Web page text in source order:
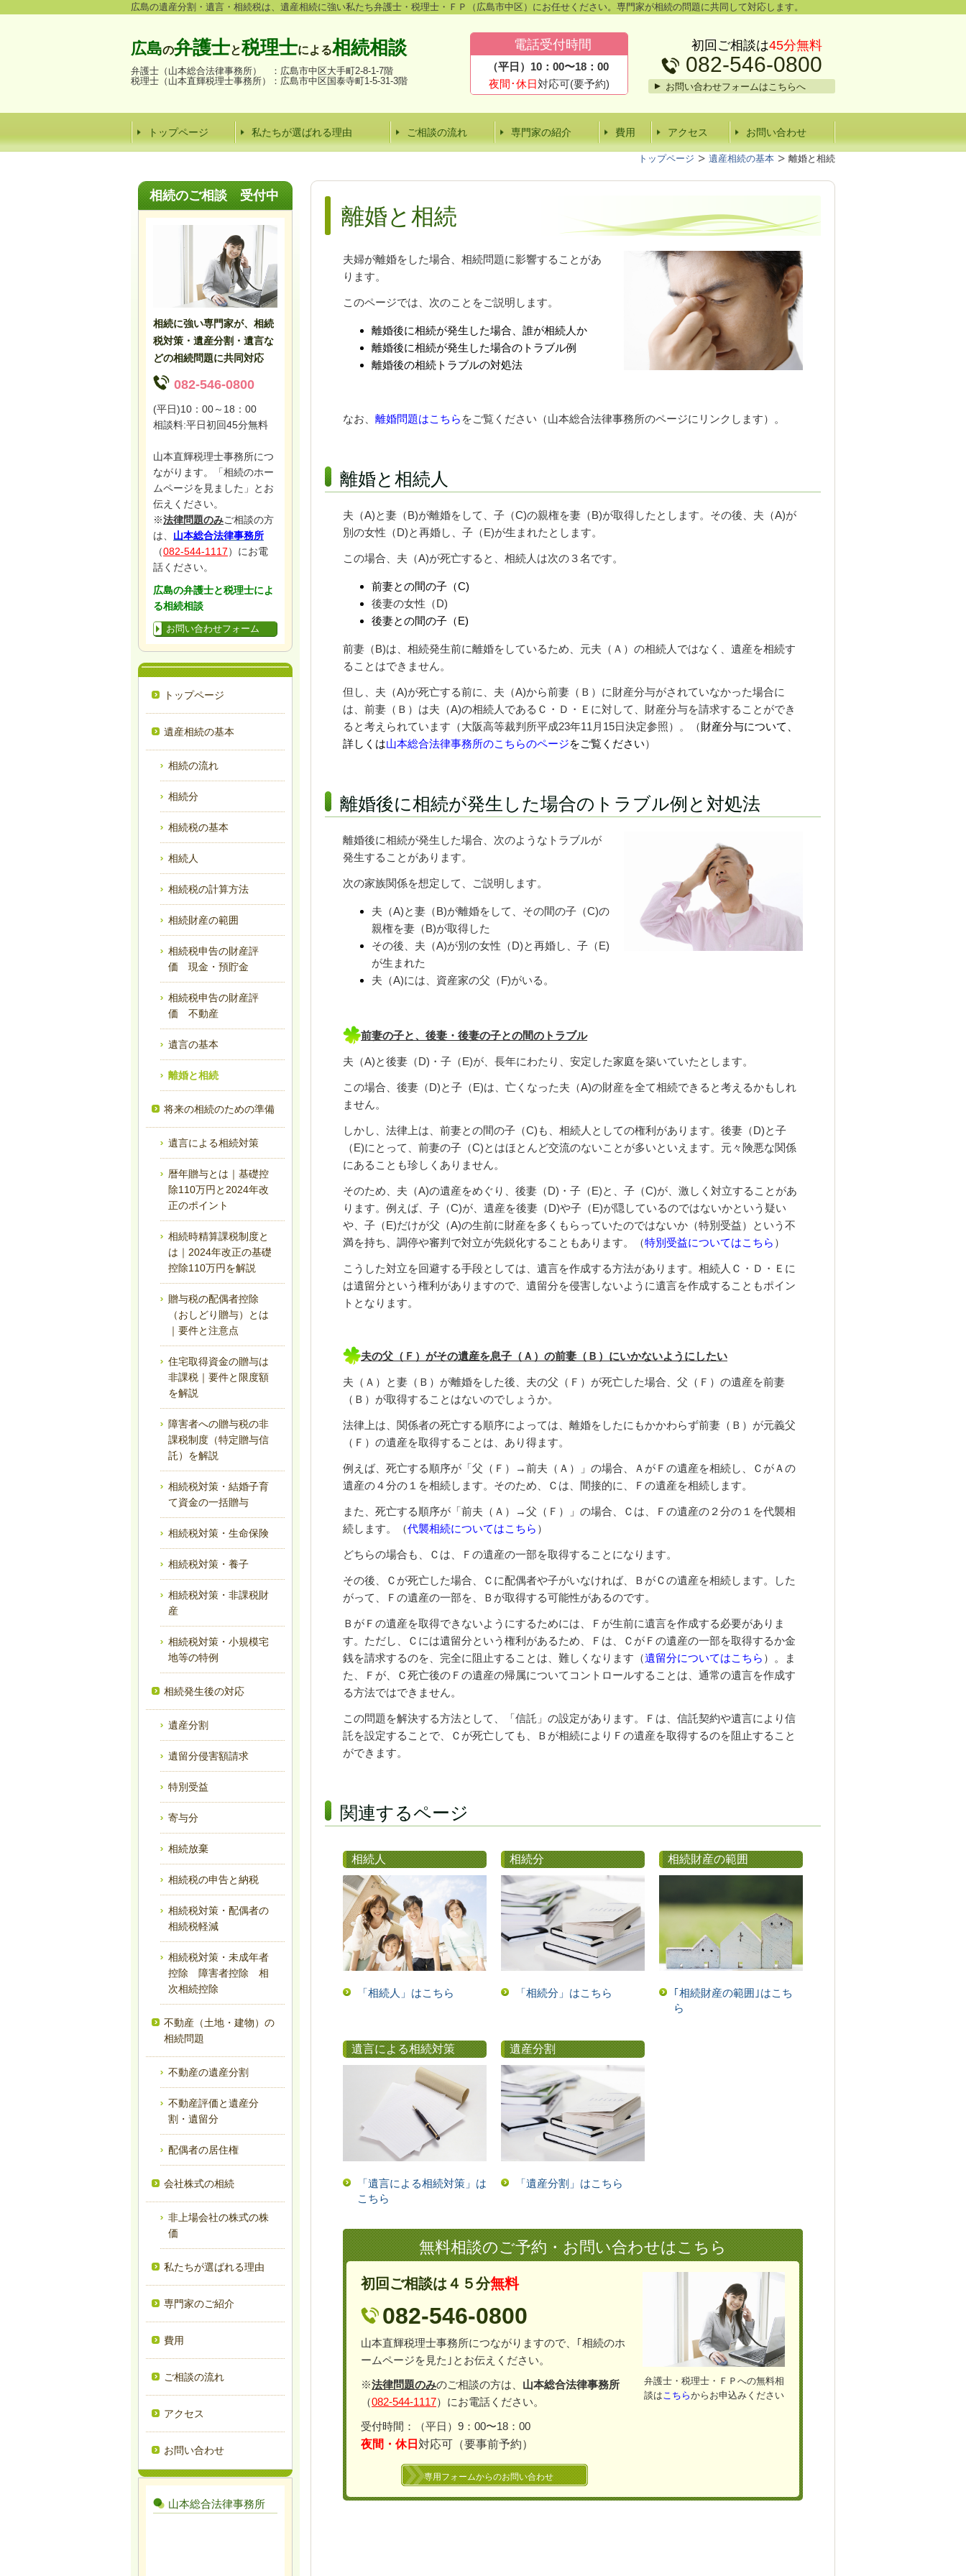
広島の遺産分割・遺言・相続税は、遺産相続に強い私たち弁護士・税理士・ＦＰ（広島市中区）にお任せください。専門家が相続の問題に共同して対応します。
広島の弁護士と税理士による相続相談
弁護士（山本総合法律事務所） ： 広島市中区大手町2-8-1-7階
税理士（山本直輝税理士事務所）： 広島市中区国泰寺町1-5-31-3階
電話受付時間
（平日）10：00〜18：00
夜間･休日対応可(要予約)
初回ご相談は45分無料
082-546-0800
お問い合わせフォームはこちらへ
トップページ 私たちが選ばれる理由 ご相談の流れ 専門家の紹介 費用 アクセス お問い合わせ
トップページ 遺産相続の基本 離婚と相続
離婚と相続
夫婦が離婚をした場合、相続問題に影響することがあ
ります。
このページでは、次のことをご説明します。
離婚後に相続が発生した場合、誰が相続人か
離婚後に相続が発生した場合のトラブル例
離婚後の相続トラブルの対処法
なお、 離婚問題はこちら をご覧ください（山本総合法律事務所のページにリンクします）。
離婚と相続人
夫（A)と妻（B)が離婚をして、子（C)の親権を妻（B)が取得したとします。その後、夫（A)が
別の女性（D)と再婚し、子（E)が生まれたとします。
この場合、夫（A)が死亡すると、相続人は次の３名です。
前妻との間の子（C)
後妻の女性（D)
後妻との間の子（E)
前妻（B)は、相続発生前に離婚をしているため、元夫（Ａ）の相続人ではなく、遺産を相続す
ることはできません。
但し、夫（A)が死亡する前に、夫（A)から前妻（Ｂ）に財産分与がされていなかった場合に
は、前妻（Ｂ）は夫（A)の相続人であるＣ・Ｄ・Ｅに対して、財産分与を請求することができ
ると考えられています（大阪高等裁判所平成23年11月15日決定参照）。（財産分与について、
詳しくは山本総合法律事務所のこちらのページをご覧ください）
離婚後に相続が発生した場合のトラブル例と対処法
離婚後に相続が発生した場合、次のようなトラブルが
発生することがあります。
次の家族関係を想定して、ご説明します。
夫（A)と妻（B)が離婚をして、その間の子（C)の
親権を妻（B)が取得した
その後、夫（A)が別の女性（D)と再婚し、子（E)
が生まれた
夫（A)には、資産家の父（F)がいる。
前妻の子と、後妻・後妻の子との間のトラブル
夫（A)と後妻（D)・子（E)が、長年にわたり、安定した家庭を築いていたとします。
この場合、後妻（D)と子（E)は、亡くなった夫（A)の財産を全て相続できると考えるかもしれ
ません。
しかし、法律上は、前妻との間の子（C)も、相続人としての権利があります。後妻（D)と子
（E)にとって、前妻の子（C)とはほとんど交流のないことが多いといえます。元々険悪な関係
にあることも珍しくありません。
そのため、夫（A)の遺産をめぐり、後妻（D)・子（E)と、子（C)が、激しく対立することがあ
ります。例えば、子（C)が、遺産を後妻（D)や子（E)が隠しているのではないかという疑い
や、子（E)だけが父（A)の生前に財産を多くもらっていたのではないか（特別受益）という不
満を持ち、調停や審判で対立が先鋭化することもあります。（特別受益についてはこちら ）
こうした対立を回避する手段としては、遺言を作成する方法があります。相続人Ｃ・Ｄ・Ｅに
は遺留分という権利がありますので、遺留分を侵害しないように遺言を作成することもポイン
トとなります。
夫の父（Ｆ）がその遺産を息子（Ａ）の前妻（Ｂ）にいかないようにしたい
夫（Ａ）と妻（Ｂ）が離婚をした後、夫の父（Ｆ）が死亡した場合、父（Ｆ）の遺産を前妻
（Ｂ）が取得することはないのでしょうか。
法律上は、関係者の死亡する順序によっては、離婚をしたにもかかわらず前妻（Ｂ）が元義父
（Ｆ）の遺産を取得することは、あり得ます。
例えば、死亡する順序が「父（Ｆ）→前夫（Ａ）」の場合、ＡがＦの遺産を相続し、ＣがＡの
遺産の４分の１を相続します。そのため、Ｃは、間接的に、Ｆの遺産を相続します。
また、死亡する順序が「前夫（Ａ）→父（Ｆ）」の場合、Ｃは、Ｆの遺産の２分の１を代襲相
続します。（代襲相続についてはこちら ）
どちらの場合も、Ｃは、Ｆの遺産の一部を取得することになります。
その後、Ｃが死亡した場合、Ｃに配偶者や子がいなければ、ＢがＣの遺産を相続します。した
がって、Ｆの遺産の一部を、Ｂが取得する可能性があるのです。
ＢがＦの遺産を取得できないようにするためには、Ｆが生前に遺言を作成する必要がありま
す。ただし、Ｃには遺留分という権利があるため、Ｆは、ＣがＦの遺産の一部を取得するか金
銭を請求するのを、完全に阻止することは、難しくなります （遺留分についてはこちら ）
。ま
た、Ｆが、Ｃ死亡後のＦの遺産の帰属についてコントロールすることは、通常の遺言を作成す
る方法ではできません。
この問題を解決する方法として、「信託」の設定があります。 Ｆは、信託契約や遺言により信
託を設定することで、Ｃが死亡しても、Ｂが相続によりＦの遺産を取得するのを阻止すること
ができます。
関連するページ
相続人
「相続人」はこちら
相続分
「相続分」はこちら
相続財産の範囲
｢相続財産の範囲｣はこち
ら
遺言による相続対策
「遺言による相続対策」は
こちら
遺産分割
「遺産分割」はこちら
無料相談のご予約・お問い合わせはこちら
弁護士・税理士・ＦＰへの無料相
談は こちらからお申込みください
初回ご相談は４５分無料
082-546-0800
山本直輝税理士事務所につながりますので、｢相続のホ
ームページを見た｣とお伝えください。
※法律問題のみのご相談の方は、 山本総合法律事務所
（082-544-1117）にお電話ください。
受付時間：（平日）9：00〜18：00
夜間・休日 対応可（要事前予約）
専用フォームからのお問い合わせ
相続のご相談受付中
相続に強い専門家が、相続
税対策・遺産分割・遺言な
どの相続問題に共同対応
082-546-0800
(平日)10：00～18：00
相談料:平日初回45分無料
山本直輝税理士事務所につ
ながります。「相続のホー
ムページを見ました」とお
伝えください。
※法律問題のみご相談の方
は、 山本総合法律事務所
（082-544-1117）にお電
話ください。
広島の弁護士と税理士によ
る相続相談
お問い合わせフォーム
トップページ
遺産相続の基本
相続の流れ
相続分
相続税の基本
相続人
相続税の計算方法
相続財産の範囲
相続税申告の財産評
価 現金・預貯金
相続税申告の財産評
価 不動産
遺言の基本
離婚と相続
将来の相続のための準備
遺言による相続対策
暦年贈与とは｜基礎控
除110万円と2024年改
正のポイント
相続時精算課税制度と
は｜2024年改正の基礎
控除110万円を解説
贈与税の配偶者控除
（おしどり贈与）とは
｜要件と注意点
住宅取得資金の贈与は
非課税｜要件と限度額
を解説
障害者への贈与税の非
課税制度（特定贈与信
託）を解説
相続税対策・結婚子育
て資金の一括贈与
相続税対策・生命保険
相続税対策・養子
相続税対策・非課税財
産
相続税対策・小規模宅
地等の特例
相続発生後の対応
遺産分割
遺留分侵害額請求
特別受益
寄与分
相続放棄
相続税の申告と納税
相続税対策・配偶者の
相続税軽減
相続税対策・未成年者
控除 障害者控除 相
次相続控除
不動産（土地・建物）の
相続問題
不動産の遺産分割
不動産評価と遺産分
割・遺留分
配偶者の居住権
会社株式の相続
非上場会社の株式の株
価
私たちが選ばれる理由
専門家のご紹介
費用
ご相談の流れ
アクセス
お問い合わせ
山本総合法律事務所